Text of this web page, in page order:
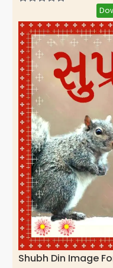
Shubh Din Image